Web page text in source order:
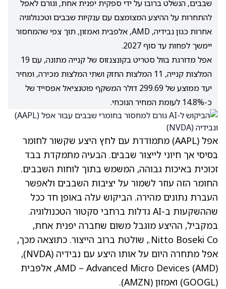
שבבים, הנשלט ברובו על ידי ספקית יפנית אחת, וגורם לאפל
להתחרות על ההיצע המצומצם עם ענקיות שבבים וטכנולוגיה
אחרות כגון נבידיה, AMD, אלפבית ואמזון, תוך צפי שהמחסור
יימשך לפחות עד סוף 2027.
אפל מדורגת בוול סטריט בקונצנזוס של קנייה מתונה, עם 19
המלצות קנייה, 11 המלצות החזק ושתי המלצות מכירה, ומחיר
יעד ממוצע של 299.69 דולר המשקף פוטנציאל אפסייד של
כ-14.8% לעומת המחיר הנוכחי.
אפל (AAPL)
מתמודדת עם לחץ היצע שקשור לחומר
בסיסי אך חיוני לייצור שבבים. הבעיה מתמקדת בבד
זכוכית באיכות גבוהה, המשמש בתוך לוחות השבבים.
החומר הזה עוזר לשמור על יציבות השבבים ולאפשר
העברת נתונים מהירה. הביקוש עלה באופן חד ככל
שההשקעות ב-AI גדלות ברחבי סקטור הטכנולוגיה.
במקביל, ההיצע מוגבל משום שחברה יפנית אחת,
Nitto Boseki Co., שולטת ברוב הייצור. כתוצאה מכך,
אפל מתחרה היום על אותו היצע עם נבידיה (NVDA)
,
AMD – Advanced Micro Devices (AMD)
, אלפבית
(GOOGL)
ואמזון (AMZN)
.